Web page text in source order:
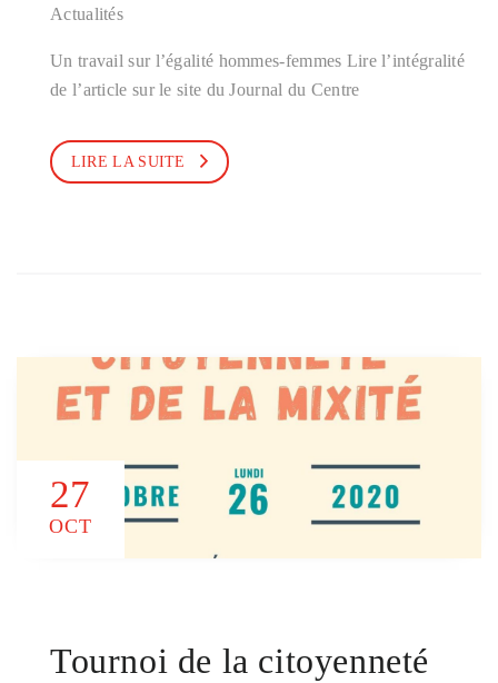
Actualités
Un travail sur l’égalité hommes-femmes Lire l’intégralité
de l’article sur le site du Journal du Centre
LIRE LA SUITE
27
OCT
Tournoi de la citoyenneté